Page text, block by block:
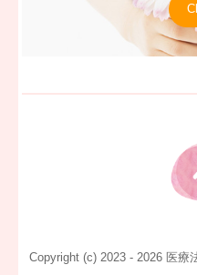
Copyright (c) 2023 - 2026 医